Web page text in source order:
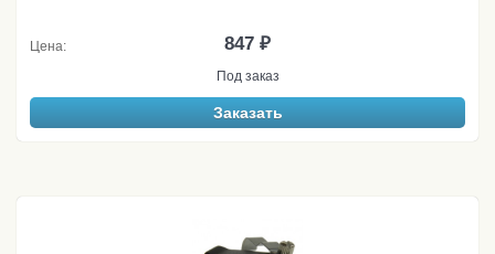
Цена: 847 ₽
Под заказ
Заказать